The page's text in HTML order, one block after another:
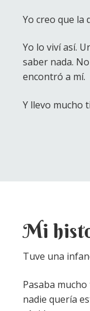
Yo creo que la
Yo lo viví así.
saber nada.
encontró a mí.
Y llevo mucho
Mi
Tuve una
Pasaba
nadie quería